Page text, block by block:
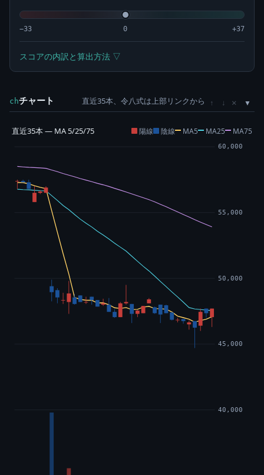
−33 0 +37
スコアの内訳と算出方法 ▽
chチャート 直近35本、令八式は上部リンクから ↑ ↓ ×
直近35本 — MA 5/25/75 陽線 陰線 MA5 MA25 MA75
40,000
45,000
50,000
55,000
60,000